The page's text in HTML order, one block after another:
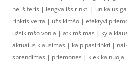
nei šiferis | lengva išsirinkti | unikalus
rinktis verta | užsikimšo | efektyvi
užsikimšo vonia | atkimšimas | kyla
aktualus klausimas | kaip pasirinkti |
sprendimas | priemonės | kiek kainuoja